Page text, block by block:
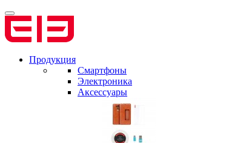
Продукция
Смартфоны
Электроника
Аксессуары